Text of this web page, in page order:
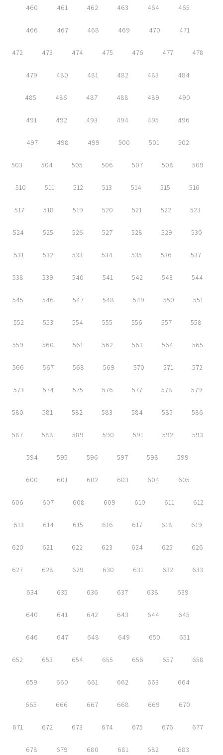
460 461 462 463 464 465
466 467 468 469 470 471
472 473 474 475 476 477 478
479 480 481 482 483 484
485 486 487 488 489 490
491 492 493 494 495 496
497 498 499 500 501 502
503 504 505 506 507 508 509
510 511 512 513 514 515 516
517 518 519 520 521 522 523
524 525 526 527 528 529 530
531 532 533 534 535 536 537
538 539 540 541 542 543 544
545 546 547 548 549 550 551
552 553 554 555 556 557 558
559 560 561 562 563 564 565
566 567 568 569 570 571 572
573 574 575 576 577 578 579
580 581 582 583 584 585 586
587 588 589 590 591 592 593
594 595 596 597 598 599
600 601 602 603 604 605
606 607 608 609 610 611 612
613 614 615 616 617 618 619
620 621 622 623 624 625 626
627 628 629 630 631 632 633
634 635 636 637 638 639
640 641 642 643 644 645
646 647 648 649 650 651
652 653 654 655 656 657 658
659 660 661 662 663 664
665 666 667 668 669 670
671 672 673 674 675 676 677
678 679 680 681 682 683